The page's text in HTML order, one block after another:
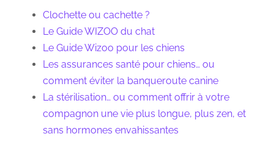
Clochette ou cachette ?
Le Guide WIZOO du chat
Le Guide Wizoo pour les chiens
Les assurances santé pour chiens… ou
comment éviter la banqueroute canine
La stérilisation… ou comment offrir à votre
compagnon une vie plus longue, plus zen, et
sans hormones envahissantes